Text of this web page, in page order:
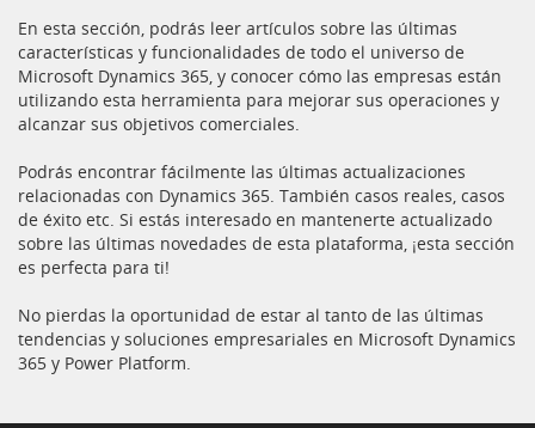
En esta sección, podrás leer artículos sobre las últimas
características y funcionalidades de todo el universo de
Microsoft Dynamics 365, y conocer cómo las empresas están
utilizando esta herramienta para mejorar sus operaciones y
alcanzar sus objetivos comerciales.
Podrás encontrar fácilmente las últimas actualizaciones
relacionadas con Dynamics 365. También casos reales, casos
de éxito etc. Si estás interesado en mantenerte actualizado
sobre las últimas novedades de esta plataforma, ¡esta sección
es perfecta para ti!
No pierdas la oportunidad de estar al tanto de las últimas
tendencias y soluciones empresariales en Microsoft Dynamics
365 y Power Platform.